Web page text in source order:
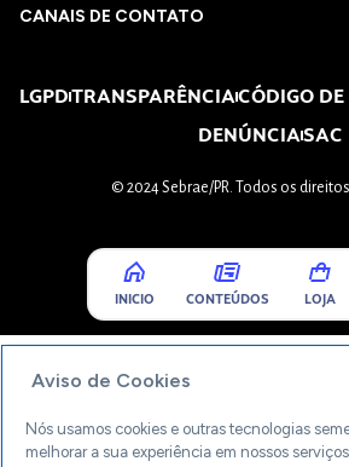
CANAIS DE CONTATO
LGPDTRANSPARÊNCIACÓDIGO
DENÚNCIASAC
© 2024 Sebrae/PR. Todos os
INICIO CONTEÚDOS LOJA
Aviso de Cookies
Nós usamos cookies e outras tecnologias
melhorar a sua experiência em nossos